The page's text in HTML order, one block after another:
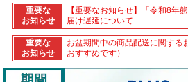
重要な
お知らせ
【重要なお知らせ】「令和8年
届け遅延について
重要な
お知らせ
お盆期間中の商品配送に関する
おすすめです）